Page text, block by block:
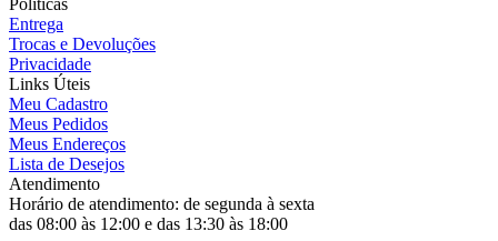
Entrega
Trocas e Devoluções
Privacidade
Links Úteis
Meu Cadastro
Meus Pedidos
Meus Endereços
Lista de Desejos
Atendimento
Horário de atendimento: de segunda à sexta
das 08:00 às 12:00 e das 13:30 às 18:00